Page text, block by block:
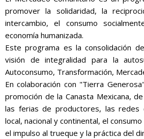
promover la solidaridad, la
intercambio, el consumo
economía humanizada.
Este programa es la consolidación
visión de integralidad para la
Autoconsumo, Transformación,
En colaboración con "Tierra
promoción de la Canasta Mexicana,
las ferias de productores, las
local, nacional y continental, el
el impulso al trueque y la práctica del